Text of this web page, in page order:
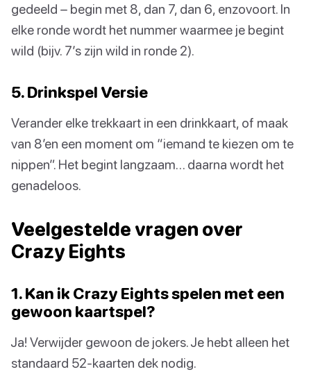
gedeeld – begin met 8, dan 7, dan 6, enzovoort. In
elke ronde wordt het nummer waarmee je begint
wild (bijv. 7’s zijn wild in ronde 2).
5. Drinkspel Versie
Verander elke trekkaart in een drinkkaart, of maak
van 8’en een moment om “iemand te kiezen om te
nippen”. Het begint langzaam… daarna wordt het
genadeloos.
Veelgestelde vragen over
Crazy Eights
1. Kan ik Crazy Eights spelen met een
gewoon kaartspel?
Ja! Verwijder gewoon de jokers. Je hebt alleen het
standaard 52-kaarten dek nodig.